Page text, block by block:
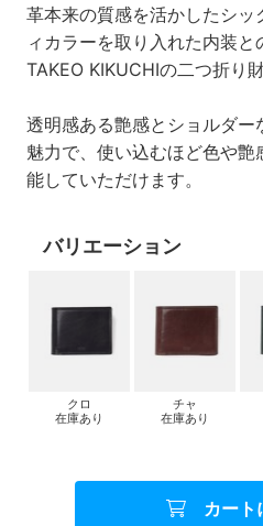
革本来の質感を活かしたシ
ィカラーを取り入れた内装と
TAKEO KIKUCHIの二つ折り財
透明感ある艶感とショルダ
魅力で、使い込むほど色や
能していただけます。
バリエーション
クロ
在庫あり
チャ
在庫あり
カート